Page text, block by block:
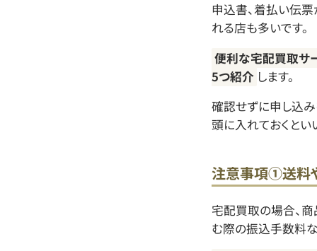
申込書、着払い伝票
れる店も多いです。
便利な宅配買取サ
5つ紹介 します。
確認せずに申し込み
頭に入れておくとい
注意事項①送料
宅配買取の場合、
む際の振込手数料